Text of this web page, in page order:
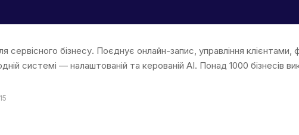
бізнесу. Поєднує онлайн-запис, управління клієнтами,
системі — налаштованій та керованій AI. Понад 1000 бізнесів